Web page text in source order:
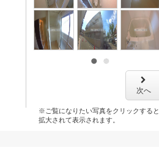
次へ
※ご覧になりたい写真をクリックすると
拡大されて表示されます。